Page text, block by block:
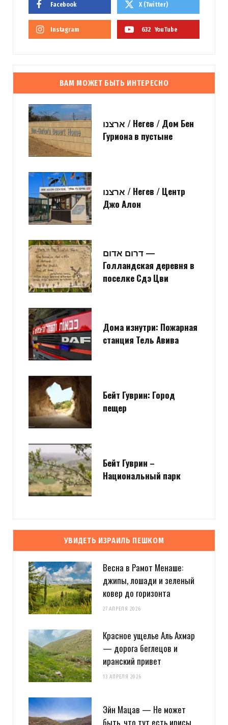
Facebook X (Twitter)
Instagram 632 YouTube
ВАМ МОЖЕТ БЫТЬ ИНТЕРЕСНО
ארצנו / Негев / Дом Бен
Гуриона в пустыне
ארצנו / Негев / Центр
Джо Алон
דרום אדום —
Голландская деревня в
поселке Сдэ Цви
Дома изнутри: Пожарная
станция Тель Авива
Бейт Гуврин: Город
пещер
Бейт Гуврин –
Национальный парк
УВИДЕТЬ ИЗРАИЛЬ ПЕШКОМ
Весна в Рамот Менаше:
джипы, лошади и зеленый
ковер до горизонта
27 АПРЕЛЯ 2026
Красное ущелье Аль Ахмар
— дорога беглецов и
иранский привет
13 АПРЕЛЯ 2026
Эйн Мацав — Не может
быть, что тут есть ирисы